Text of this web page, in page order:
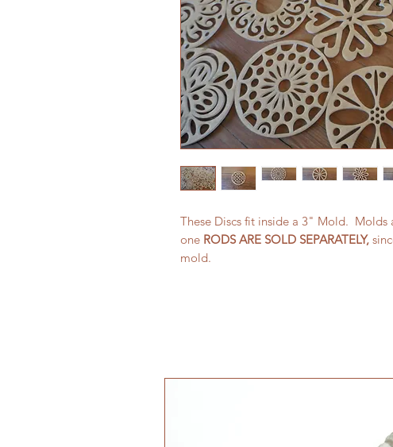
These Discs fit inside a 3" Mold. Molds
one RODS ARE SOLD SEPARATELY,
mold.